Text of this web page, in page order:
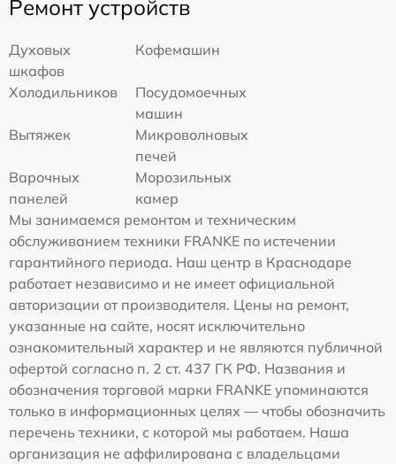
Ремонт устройств
Духовых
шкафов
Кофемашин
Холодильников
Посудомоечных
машин
Вытяжек
Микроволновых
печей
Варочных
панелей
Морозильных
камер
Мы занимаемся ремонтом и техническим
обслуживанием техники FRANKE по истечении
гарантийного периода. Наш центр в Краснодаре
работает независимо и не имеет официальной
авторизации от производителя. Цены на ремонт,
указанные на сайте, носят исключительно
ознакомительный характер и не являются публичной
офертой согласно п. 2 ст. 437 ГК РФ. Названия и
обозначения торговой марки FRANKE упоминаются
только в информационных целях — чтобы обозначить
перечень техники, с которой мы работаем. Наша
организация не аффилирована с владельцами